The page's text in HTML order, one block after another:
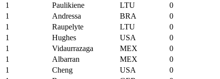
1
Paulikiene LTU
0
1
Andressa BRA
0
1
Raupelyte LTU
0
1
Hughes USA
0
1
Vidaurrazaga MEX
0
1
Albarran MEX
0
1
Cheng USA
0